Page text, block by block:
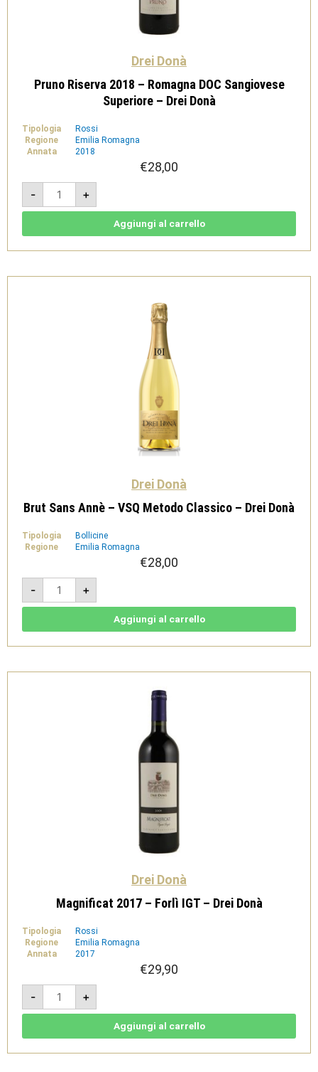
Drei Donà
Pruno Riserva 2018 – Romagna DOC Sangiovese
Superiore – Drei Donà
Tipologia
Rossi
Regione
Emilia Romagna
Annata
2018
€28,00
-
Pruno
Riserva
2018
-
Superiore
Donà
+
Aggiungi al carrello
Drei Donà
Brut Sans Annè – VSQ Metodo Classico – Drei Donà
Tipologia
Bollicine
Regione
Emilia Romagna
€28,00
-
Brut
Sans
Annè
-
-
quantità
+
Aggiungi al carrello
Drei Donà
Magnificat 2017 – Forlì IGT – Drei Donà
Tipologia
Rossi
Regione
Emilia Romagna
Annata
2017
€29,90
-
Magnificat
2017
-
Forlì
Donà
+
Aggiungi al carrello